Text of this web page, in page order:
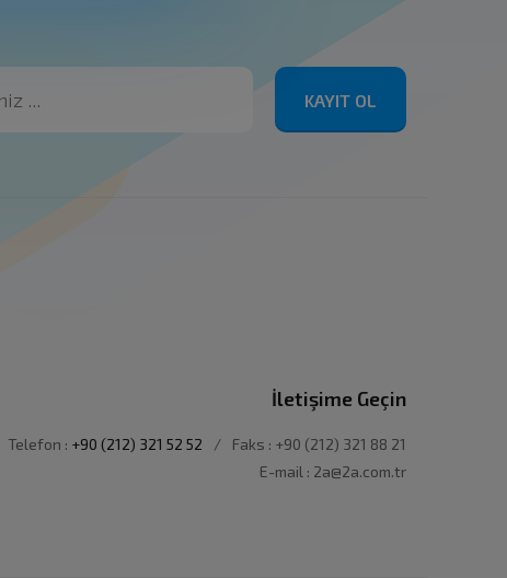
KAYIT OL
İletişime Geçin
Telefon : +90 (212) 321 52 52 /
Faks : +90 (212) 321 88 21
E-mail : 2a@2a.com.tr